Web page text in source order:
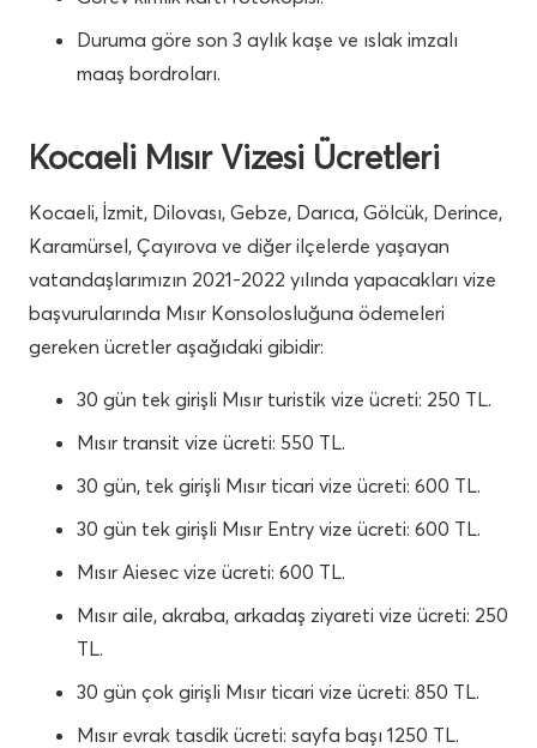
Duruma göre son 3 aylık kaşe ve ıslak imzalı
maaş bordroları.
Kocaeli Mısır Vizesi Ücretleri
Kocaeli, İzmit, Dilovası, Gebze, Darıca, Gölcük, Derince,
Karamürsel, Çayırova ve diğer ilçelerde yaşayan
vatandaşlarımızın 2021-2022 yılında yapacakları vize
başvurularında Mısır Konsolosluğuna ödemeleri
gereken ücretler aşağıdaki gibidir:
30 gün tek girişli Mısır turistik vize ücreti: 250 TL.
Mısır transit vize ücreti: 550 TL.
30 gün, tek girişli Mısır ticari vize ücreti: 600 TL.
30 gün tek girişli Mısır Entry vize ücreti: 600 TL.
Mısır Aiesec vize ücreti: 600 TL.
Mısır aile, akraba, arkadaş ziyareti vize ücreti: 250
TL.
30 gün çok girişli Mısır ticari vize ücreti: 850 TL.
Mısır evrak tasdik ücreti: sayfa başı 1250 TL.